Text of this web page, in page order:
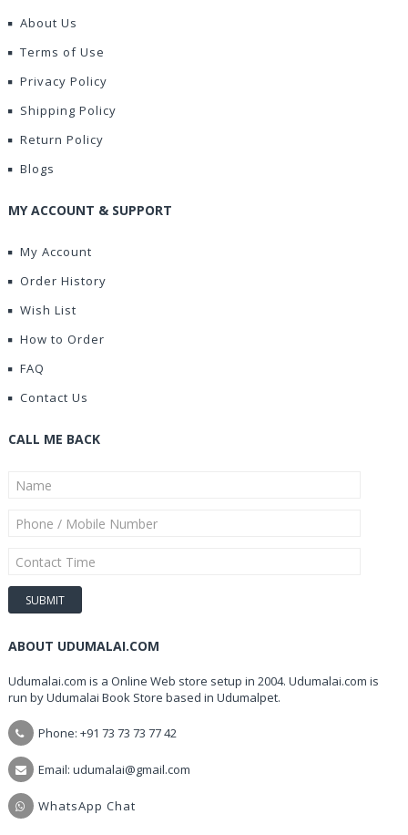
About Us
Terms of Use
Privacy Policy
Shipping Policy
Return Policy
Blogs
MY ACCOUNT & SUPPORT
My Account
Order History
Wish List
How to Order
FAQ
Contact Us
CALL ME BACK
ABOUT UDUMALAI.COM
Udumalai.com is a Online Web store setup in 2004. Udumalai.com is
run by Udumalai Book Store based in Udumalpet.
Phone: +91 73 73 73 77 42
Email: udumalai@gmail.com
WhatsApp Chat